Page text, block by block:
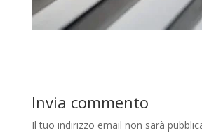
Invia commento
Il tuo indirizzo email non sarà